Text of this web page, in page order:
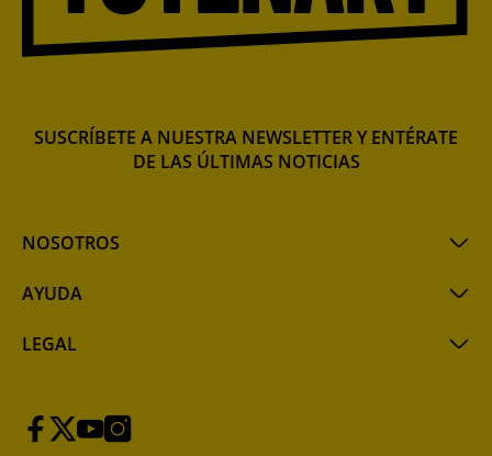
NOSOTROS
AYUDA
LEGAL
SUSCRÍBETE A NUESTRA NEWSLETTER Y ENTÉRATE
DE LAS ÚLTIMAS NOTICIAS